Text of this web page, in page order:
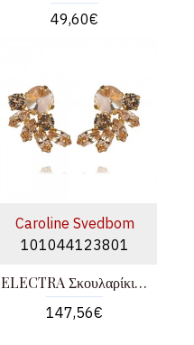
49,60€
Caroline Svedbom
101044123801
ELECTRA Σκουλαρίκια Χρυσά
147,56€